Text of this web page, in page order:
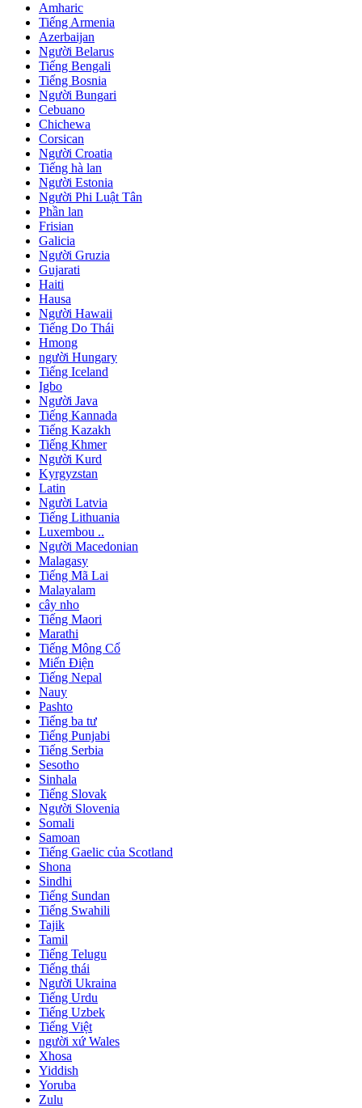
Amharic
Tiếng Armenia
Azerbaijan
Người Belarus
Tiếng Bengali
Tiếng Bosnia
Người Bungari
Cebuano
Chichewa
Corsican
Người Croatia
Tiếng hà lan
Người Estonia
Người Phi Luật Tân
Phần lan
Frisian
Galicia
Người Gruzia
Gujarati
Haiti
Hausa
Người Hawaii
Tiếng Do Thái
Hmong
người Hungary
Tiếng Iceland
Igbo
Người Java
Tiếng Kannada
Tiếng Kazakh
Tiếng Khmer
Người Kurd
Kyrgyzstan
Latin
Người Latvia
Tiếng Lithuania
Luxembou ..
Người Macedonian
Malagasy
Tiếng Mã Lai
Malayalam
cây nho
Tiếng Maori
Marathi
Tiếng Mông Cổ
Miến Điện
Tiếng Nepal
Nauy
Pashto
Tiếng ba tư
Tiếng Punjabi
Tiếng Serbia
Sesotho
Sinhala
Tiếng Slovak
Người Slovenia
Somali
Samoan
Tiếng Gaelic của Scotland
Shona
Sindhi
Tiếng Sundan
Tiếng Swahili
Tajik
Tamil
Tiếng Telugu
Tiếng thái
Người Ukraina
Tiếng Urdu
Tiếng Uzbek
Tiếng Việt
người xứ Wales
Xhosa
Yiddish
Yoruba
Zulu